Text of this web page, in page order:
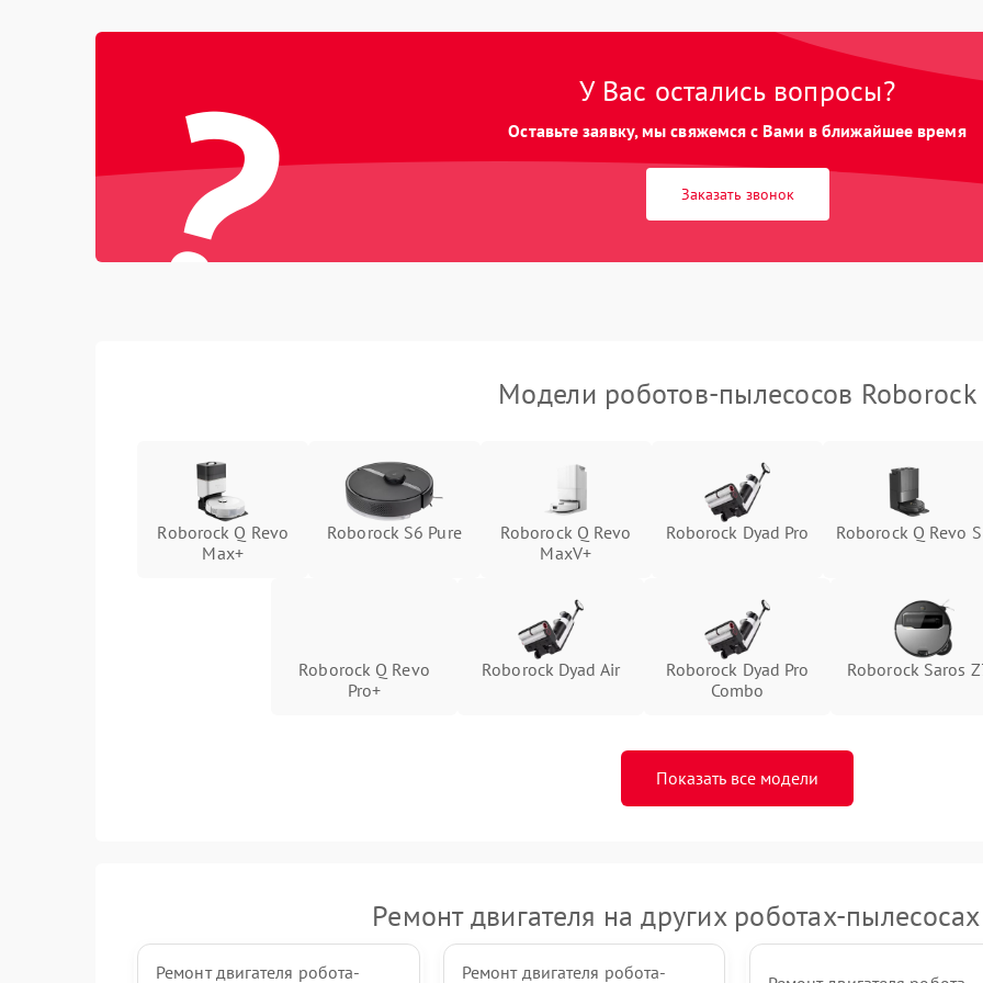
Проблемы с механикой
Режим работы
Программные сбои
? У Вас остались вопросы?
Оставьте заявку, мы свяжемся с Вами в ближайшее время
Заказать звонок
Модели роботов-пылесосов Roborock
Roborock Q Revo
Max+
Roborock S6 Pure
Roborock Q Revo
MaxV+
Roborock Dyad Pro Roborock Q Revo S
Roborock Q Revo
Pro+
Roborock Dyad Air
Roborock Dyad Pro
Combo
Roborock Saros
Показать все модели
Ремонт двигателя на других роботах-
Ремонт двигателя робота-
Ремонт двигателя робота-